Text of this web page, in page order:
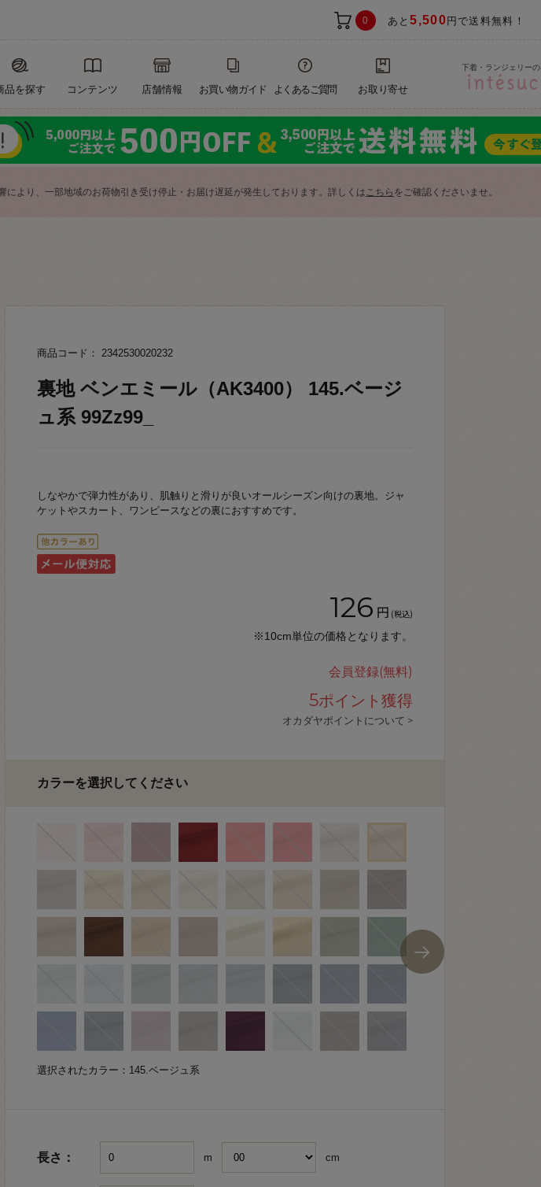
0 あと5,500 円で送料無料！
品を探す コンテンツ 店舗情報 お買い物ガイド よくあるご質問 お取り寄せ
下着・ランジェリー
により、一部地域のお荷物引き受け停止・お届け遅延が発生しております。詳しくはこちら をご確認くださいませ。
商品コード： 2342530020232
裏地 ベンエミール（AK3400） 145.ベージ
ュ系 99Zz99_
しなやかで弾力性があり、肌触りと滑りが良いオールシーズン向けの裏地。ジャ
ケットやスカート、ワンピースなどの裏におすすめです。
126 円 (税込)
※10cm単位の価格となります。
会員登録(無料)
5ポイント獲得
オカダヤポイントについて >
カラーを選択してください
選択されたカラー：145.ベージュ系
長さ： m cm